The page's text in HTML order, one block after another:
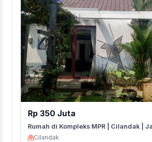
Rp 350 Juta
Rumah di Kompleks MPR | Cilandak |
Cilandak